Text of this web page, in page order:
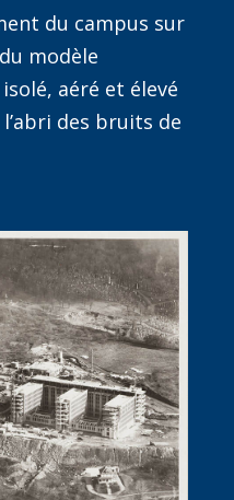
du campus sur
modèle
aéré et élevé
des bruits de